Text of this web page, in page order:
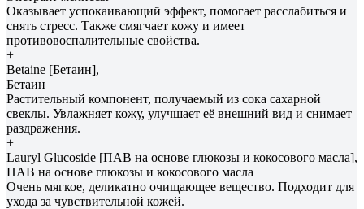
Оказывает успокаивающий эффект, помогает расслабиться и
снять стресс. Также смягчает кожу и имеет
противовоспалительные свойства.
+
Betaine [Бетаин],
Бетаин
Растительный компонент, получаемый из сока сахарной
свеклы. Увлажняет кожу, улучшает её внешний вид и снимает
раздражения.
+
Lauryl Glucoside [ПАВ на основе глюкозы и кокосового масла],
ПАВ на основе глюкозы и кокосового масла
Очень мягкое, деликатно очищающее вещество. Подходит для
ухода за чувствительной кожей.